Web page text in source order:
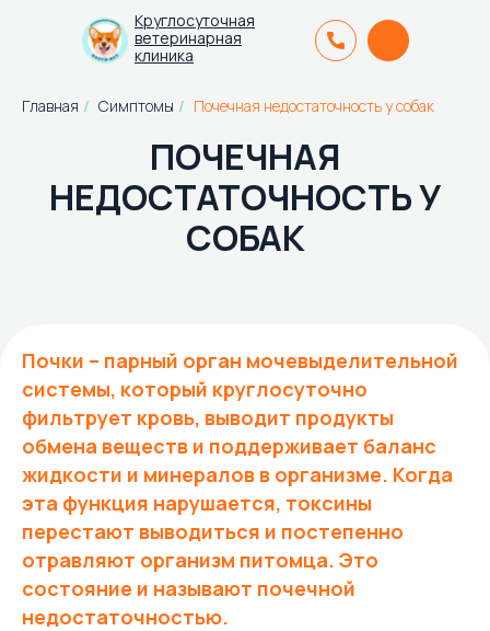
Круглосуточная
ветеринарная
клиника
Главная / Симптомы / Почечная недостаточность у собак
ПОЧЕЧНАЯ
НЕДОСТАТОЧНОСТЬ У
СОБАК
Почки – парный орган мочевыделительной
системы, который круглосуточно
фильтрует кровь, выводит продукты
обмена веществ и поддерживает баланс
жидкости и минералов в организме. Когда
эта функция нарушается, токсины
перестают выводиться и постепенно
отравляют организм питомца. Это
состояние и называют почечной
недостаточностью.